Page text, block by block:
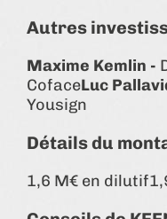
Autres
Maxime Kemlin -
CofaceLuc
Yousign
Détails du
1,6 M€ en